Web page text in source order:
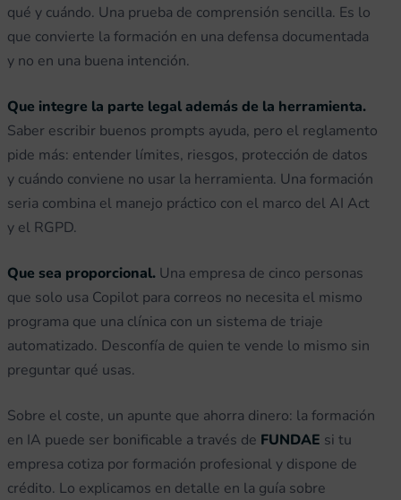
qué y cuándo. Una prueba de comprensión sencilla. Es lo
que convierte la formación en una defensa documentada
y no en una buena intención.
Que integre la parte legal además de la herramienta.
Saber escribir buenos prompts ayuda, pero el reglamento
pide más: entender límites, riesgos, protección de datos
y cuándo conviene no usar la herramienta. Una formación
seria combina el manejo práctico con el marco del AI Act
y el RGPD.
Que sea proporcional. Una empresa de cinco personas
que solo usa Copilot para correos no necesita el mismo
programa que una clínica con un sistema de triaje
automatizado. Desconfía de quien te vende lo mismo sin
preguntar qué usas.
Sobre el coste, un apunte que ahorra dinero: la formación
en IA puede ser bonificable a través de FUNDAE si tu
empresa cotiza por formación profesional y dispone de
crédito. Lo explicamos en detalle en la guía sobre